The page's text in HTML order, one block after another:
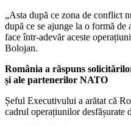
„Asta după ce zona de conflict
după ce se ajunge la o formă de
face într-adevăr aceste
Bolojan.
România a răspuns
și ale partenerilor NATO
Șeful Executivului a arătat că
cadrul operațiunilor desfășurate